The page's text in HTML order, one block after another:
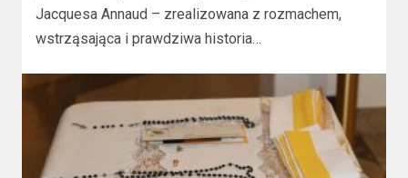
Jacquesa Annaud – zrealizowana z rozmachem,
wstrząsająca i prawdziwa historia…